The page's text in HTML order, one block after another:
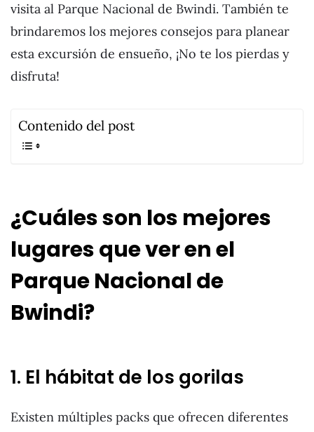
visita al Parque Nacional de Bwindi. También te
brindaremos los mejores consejos para planear
esta excursión de ensueño, ¡No te los pierdas y
disfruta!
Contenido del post
¿Cuáles son los mejores
lugares que ver en el
Parque Nacional de
Bwindi?
1. El hábitat de los gorilas
Existen múltiples packs que ofrecen diferentes